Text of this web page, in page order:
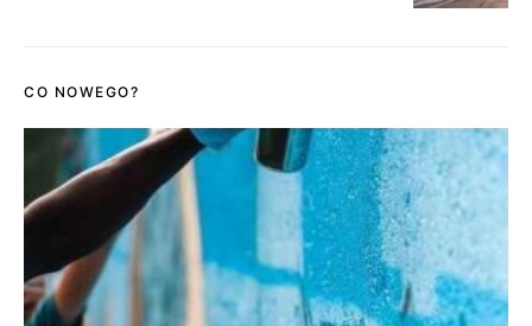
CO NOWEGO?